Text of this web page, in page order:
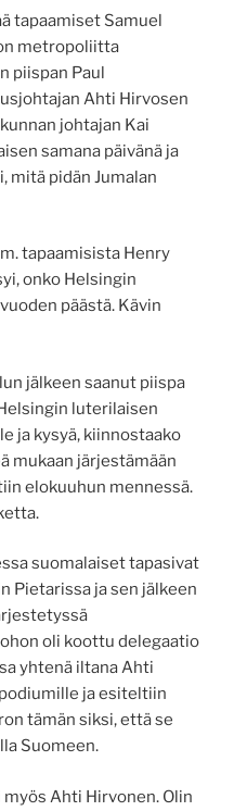
tapaamiset Samuel
metropoliitta
piispan Paul
Ahti Hirvosen
johtajan Kai
samana päivänä ja
mitä pidän Jumalan
tapaamisista Henry
onko Helsingin
päästä. Kävin
jälkeen saanut piispa
luterilaisen
ja kysyä, kiinnostaako
mukaan järjestämään
elokuuhun mennessä.
suomalaiset tapasivat
Pietarissa ja sen jälkeen
oli koottu delegaatio
yhtenä iltana Ahti
ja esiteltiin
tämän siksi, että se
Suomeen.
Ahti Hirvonen. Olin